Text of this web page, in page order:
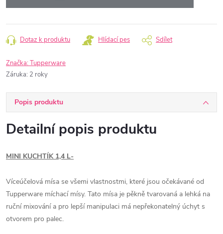
Dotaz k produktu Hlídací pes Sdílet
Značka:Tupperware
Záruka: 2 roky
Popis produktu
Detailní popis produktu
MINI KUCHTÍK 1,4 L-
Víceúčelová mísa se všemi vlastnostmi, které jsou očekávané od
Tupperware míchací mísy. Tato mísa je pěkně tvarovaná a lehká na
ruční mixování a pro lepší manipulaci má nepřekonatelný úchyt s
otvorem pro palec.